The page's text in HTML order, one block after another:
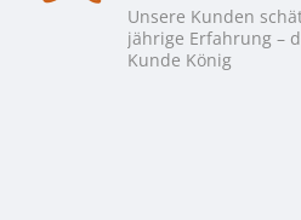
Unsere Kunden
jährige Erfahrung –
Kunde König